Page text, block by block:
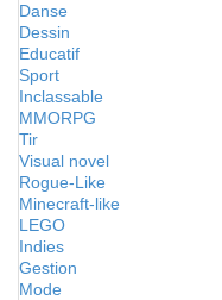
Danse
Dessin
Educatif
Sport
Inclassable
MMORPG
Tir
Visual novel
Rogue-Like
Minecraft-like
LEGO
Indies
Gestion
Mode